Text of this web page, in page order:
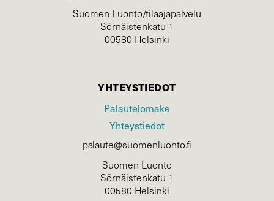
Suomen Luonto/tilaajapalvelu
Sörnäistenkatu 1
00580 Helsinki
YHTEYSTIEDOT
Palautelomake
Yhteystiedot
palaute@suomenluonto.fi
Suomen Luonto
Sörnäistenkatu 1
00580 Helsinki